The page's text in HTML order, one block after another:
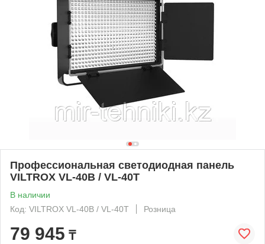
Профессиональная светодиодная панель
VILTROX VL-40B / VL-40T
В наличии
Код: VILTROX VL-40B / VL-40T
Розница
79 945 ₸